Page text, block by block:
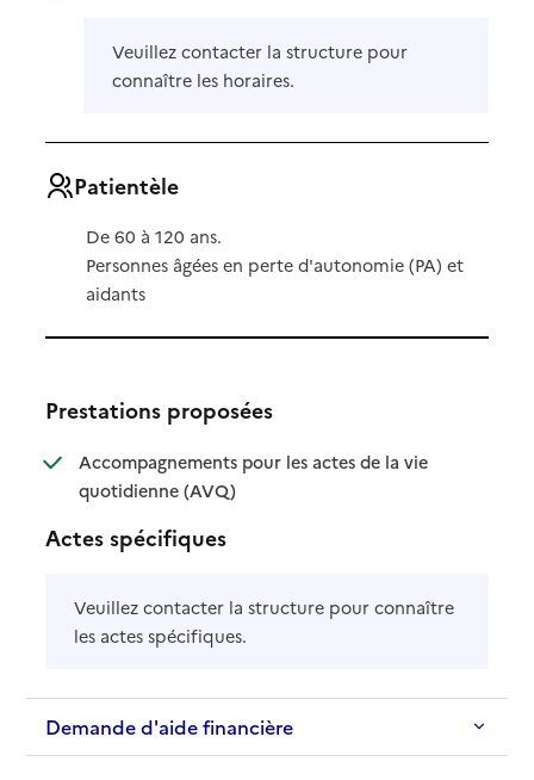
Veuillez contacter la structure pour
connaître les horaires.
Patientèle
De 60 à 120 ans.
Personnes âgées en perte d'autonomie (PA) et
aidants
Prestations proposées
Accompagnements pour les actes de la vie
quotidienne (AVQ): disponible
: non disponible
Actes spécifiques
Veuillez contacter la structure pour connaître
les actes spécifiques.
Demande d'aide financière